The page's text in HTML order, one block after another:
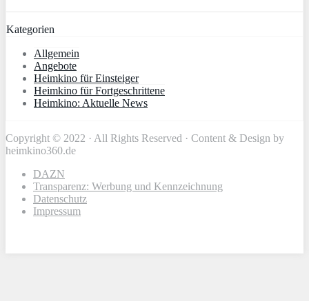
Kategorien
Allgemein
Angebote
Heimkino für Einsteiger
Heimkino für Fortgeschrittene
Heimkino: Aktuelle News
Copyright © 2022 · All Rights Reserved · Content & Design by
heimkino360.de
DAZN
Transparenz: Werbung und Kennzeichnung
Datenschutz
Impressum